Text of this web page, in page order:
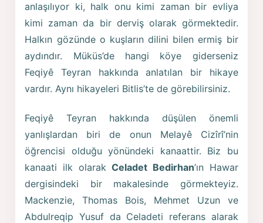
anlaşılıyor ki, halk onu kimi zaman bir evliya
kimi zaman da bir derviş olarak görmektedir.
Halkın gözünde o kuşların dilini bilen ermiş bir
aydındır. Müküs’de hangi köye giderseniz
Feqiyê Teyran hakkında anlatılan bir hikaye
vardır. Aynı hikayeleri Bitlis’te de görebilirsiniz.
Feqiyê Teyran hakkında düşülen önemli
yanlışlardan biri de onun Melayê Cizîrî’nin
öğrencisi olduğu yönündeki kanaattir. Biz bu
kanaati ilk olarakCeladet Bedirhan’ın Hawar
dergisindeki bir makalesinde görmekteyiz.
Mackenzie, Thomas Bois, Mehmet Uzun ve
Abdulreqip Yusuf da Celadeti referans alarak